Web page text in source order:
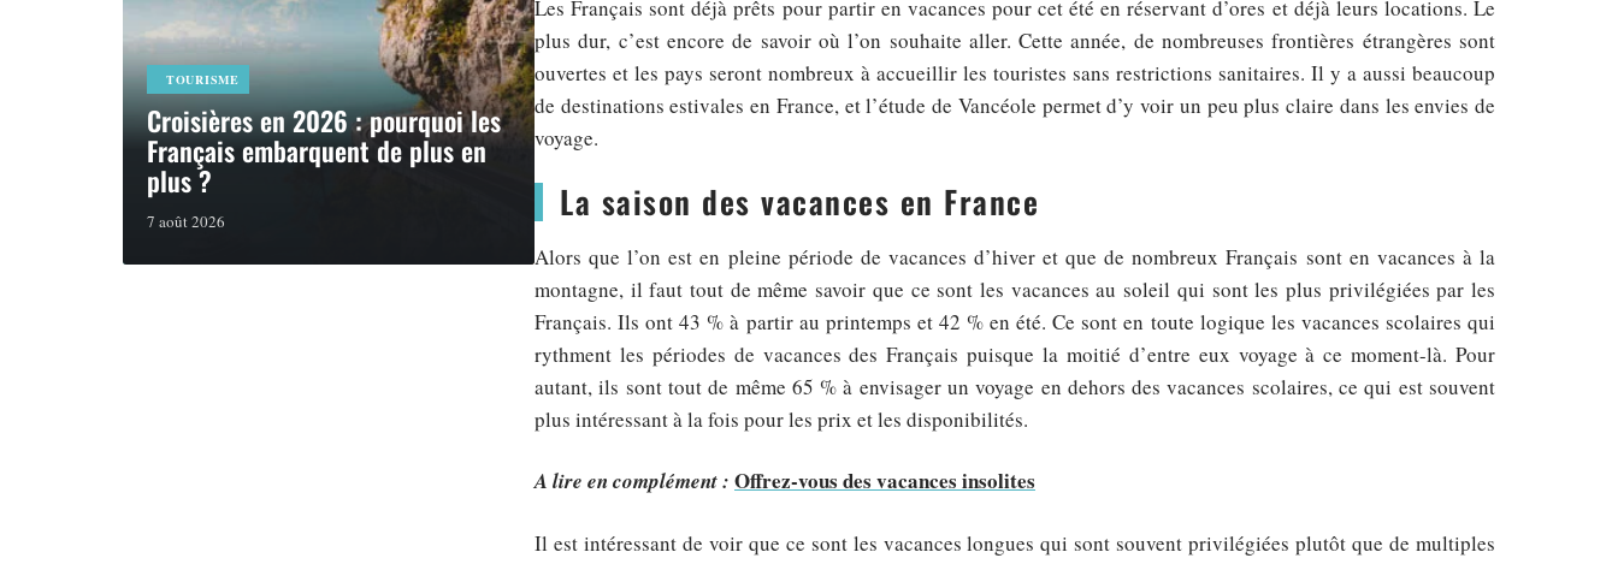
TOURISME
Croisières en 2026 : pourquoi les
Français embarquent de plus en
plus ?
7 août 2026
Les Français sont déjà prêts pour partir en vacances pour cet été en réservant d’ores et déjà leurs locations. Le
plus dur, c’est encore de savoir où l’on souhaite aller. Cette année, de nombreuses frontières étrangères sont
ouvertes et les pays seront nombreux à accueillir les touristes sans restrictions sanitaires. Il y a aussi beaucoup
de destinations estivales en France, et l’étude de Vancéole permet d’y voir un peu plus claire dans les envies de
voyage.
La saison des vacances en France
Alors que l’on est en pleine période de vacances d’hiver et que de nombreux Français sont en vacances à la
montagne, il faut tout de même savoir que ce sont les vacances au soleil qui sont les plus privilégiées par les
Français. Ils ont 43 % à partir au printemps et 42 % en été. Ce sont en toute logique les vacances scolaires qui
rythment les périodes de vacances des Français puisque la moitié d’entre eux voyage à ce moment-là. Pour
autant, ils sont tout de même 65 % à envisager un voyage en dehors des vacances scolaires, ce qui est souvent
plus intéressant à la fois pour les prix et les disponibilités.
A lire en complément : Offrez-vous des vacances insolites
Il est intéressant de voir que ce sont les vacances longues qui sont souvent privilégiées plutôt que de multiples